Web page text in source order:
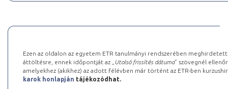
Ezen az oldalon az egyetem ETR tanulmányi rendszerében
áttöltésre, ennek időpontját az „ Utolsó frissítés dátuma” szövegnél
amelyekhez (akikhez) az adott félévben már történt az ETR-ben
karok honlapján tájékozódhat.